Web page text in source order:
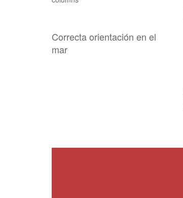
Correcta orientación en el
mar